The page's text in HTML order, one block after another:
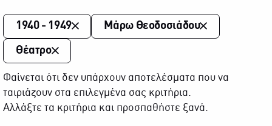
1940 - 1949 Μάρω Θεοδοσιάδου
Θέατρο
Φαίνεται ότι δεν υπάρχουν αποτελέσματα που να
ταιριάζουν στα επιλεγμένα σας κριτήρια.
Αλλάξτε τα κριτήρια και προσπαθήστε ξανά.